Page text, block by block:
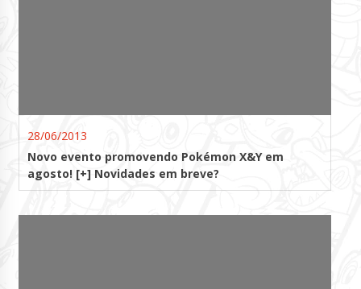
28/06/2013
Novo evento promovendo Pokémon X&Y em
agosto! [+] Novidades em breve?